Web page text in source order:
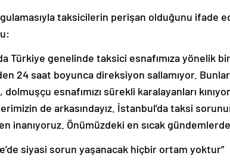
taksicilerin perişan olduğunu ifade
Türkiye genelinde taksici esnafımıza yönelik
24 saat boyunca direksiyon sallamıyor.
dolmuşçu esnafımızı sürekli karalayanları
de arkasındayız. İstanbul’da taksi
inanıyoruz. Önümüzdeki en sıcak
siyasi sorun yaşanacak hiçbir ortam yoktur”